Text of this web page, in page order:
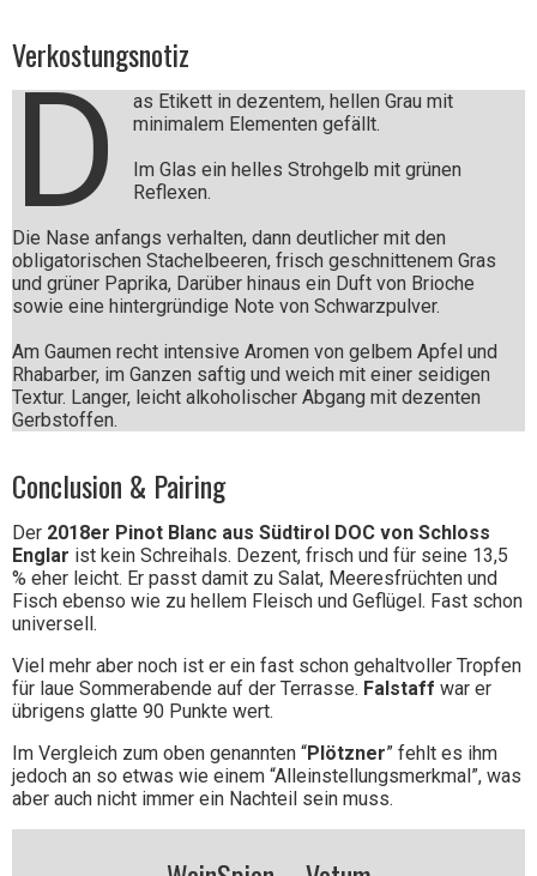
Verkostungsnotiz
D
as Etikett in dezentem, hellen Grau mit
minimalem Elementen gefällt.
Im Glas ein helles Strohgelb mit grünen
Reflexen.
Die Nase anfangs verhalten, dann deutlicher mit den
obligatorischen Stachelbeeren, frisch geschnittenem Gras
und grüner Paprika, Darüber hinaus ein Duft von Brioche
sowie eine hintergründige Note von Schwarzpulver.
Am Gaumen recht intensive Aromen von gelbem Apfel und
Rhabarber, im Ganzen saftig und weich mit einer seidigen
Textur. Langer, leicht alkoholischer Abgang mit dezenten
Gerbstoffen.
Conclusion & Pairing
Der 2018er Pinot Blanc aus Südtirol DOC von Schloss
Englar ist kein Schreihals. Dezent, frisch und für seine 13,5
% eher leicht. Er passt damit zu Salat, Meeresfrüchten und
Fisch ebenso wie zu hellem Fleisch und Geflügel. Fast schon
universell.
Viel mehr aber noch ist er ein fast schon gehaltvoller Tropfen
für laue Sommerabende auf der Terrasse. Falstaff war er
übrigens glatte 90 Punkte wert.
Im Vergleich zum oben genannten “Plötzner” fehlt es ihm
jedoch an so etwas wie einem “Alleinstellungsmerkmal”, was
aber auch nicht immer ein Nachteil sein muss.